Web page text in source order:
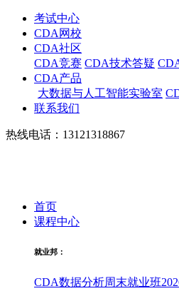
考试中心
CDA网校
CDA社区
CDA竞赛 CDA技术答疑
CDA产品
大数据与人工智能实验室
联系我们
热线电话：13121318867
首页
课程中心
就业邦：
CDA数据分析周末就业班